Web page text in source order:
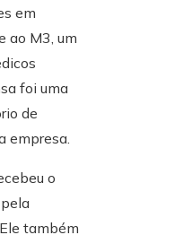
em
ao M3, um
foi uma
de
empresa.
o
também